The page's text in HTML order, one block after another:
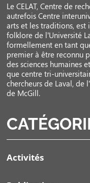
Le CELAT, Centre de
autrefois Centre
arts et les traditions, est
folklore de l’Université
formellement en tant
premier à être reconnu
des sciences humaines
que centre tri-
chercheurs de Laval, de
de McGill.
Activités